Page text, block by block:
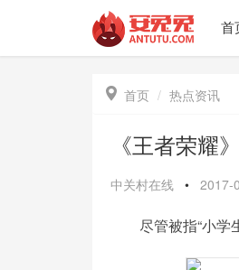
首
 首页 热点资讯
《王者荣耀
中关村在线 • 2017-
尽管被指“小学生